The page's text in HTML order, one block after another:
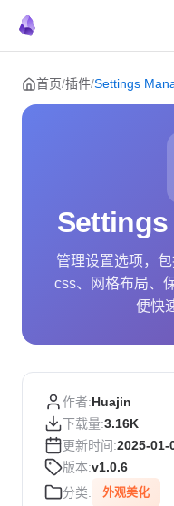
Skip to content
首页/插件/Settings
管理设置选项，
css、网格布局、
便快
作者:Huajin
下载量:3.16K
更新时间:2025-01-
版本:v1.0.6
分类:
外观美化